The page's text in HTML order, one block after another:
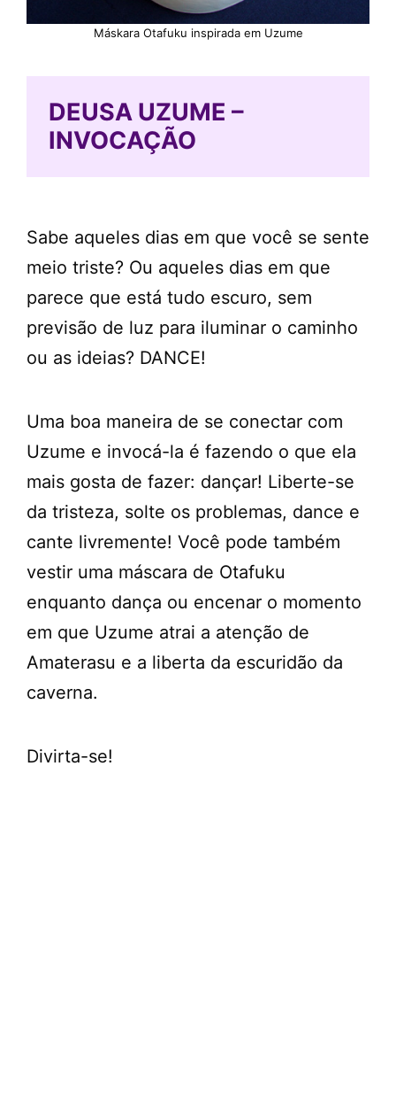
Máskara Otafuku inspirada em Uzume
DEUSA UZUME –
INVOCAÇÃO
Sabe aqueles dias em que você se sente
meio triste? Ou aqueles dias em que
parece que está tudo escuro, sem
previsão de luz para iluminar o caminho
ou as ideias? DANCE!
Uma boa maneira de se conectar com
Uzume e invocá-la é fazendo o que ela
mais gosta de fazer: dançar! Liberte-se
da tristeza, solte os problemas, dance e
cante livremente! Você pode também
vestir uma máscara de Otafuku
enquanto dança ou encenar o momento
em que Uzume atrai a atenção de
Amaterasu e a liberta da escuridão da
caverna.
Divirta-se!